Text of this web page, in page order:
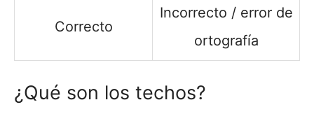
Correcto
Incorrecto / error de
ortografía
¿Qué son los techos?